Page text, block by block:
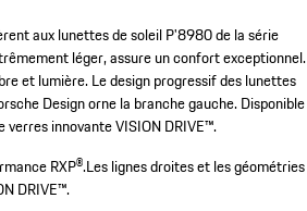
aux lunettes de soleil P'8980 de la série
léger, assure un confort exceptionnel.
et lumière. Le design progressif des lunettes
Design orne la branche gauche. Disponible
innovante VISION DRIVE™.
RXP®.Les lignes droites et les géométries
DRIVE™.